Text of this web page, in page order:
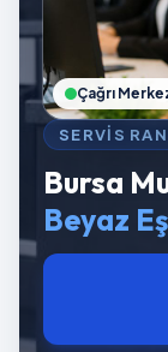
SERVIS
Bursa
Beyaz
Çağrı